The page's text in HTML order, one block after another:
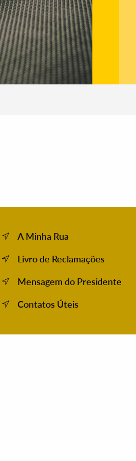
A Minha Rua
Livro de Reclamações
Mensagem do Presidente
Contatos Úteis